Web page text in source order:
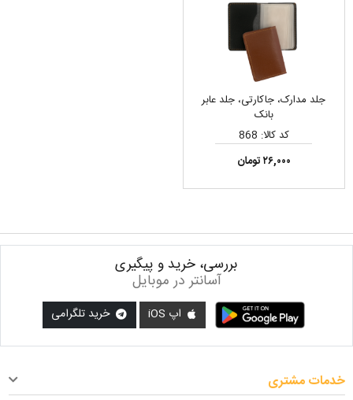
جلد مدارک، جاکارتی، جلد عابر
بانک
کد کالا: 868
۲۶,۰۰۰ تومان
بررسی، خرید و پیگیری
آسانتر در موبایل
اپ iOS خرید تلگرامی
خدمات مشتری